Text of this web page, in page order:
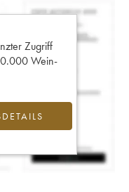
Zugriff
Wein-